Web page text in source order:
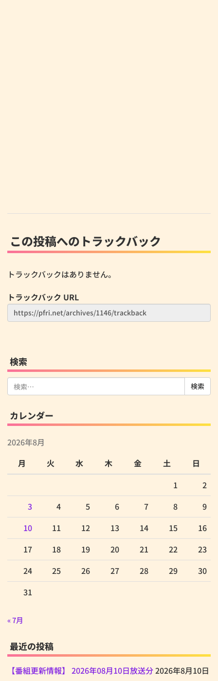
この投稿へのトラックバック
トラックバックはありません。
トラックバック URL
検索
検
索:
カレンダー
2026年8月
月
火 水 木 金 土
日
1
2
3
4 5 6 7 8
9
10
11 12 13 14 15
16
17
18 19 20 21 22
23
24
25 26 27 28 29
30
31
« 7月
最近の投稿
【番組更新情報】 2026年08月10日放送分2026年8月10日